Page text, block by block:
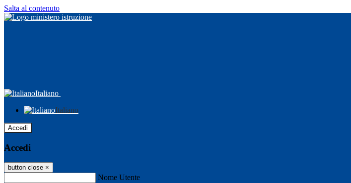
Salta al contenuto
Italiano
Italiano
Accedi
Accedi
button close ×
Nome Utente